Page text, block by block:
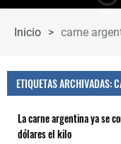
Inicio > carne
ETIQUETAS ARCHIVADAS:
La carne argentina ya se
dólares el kilo